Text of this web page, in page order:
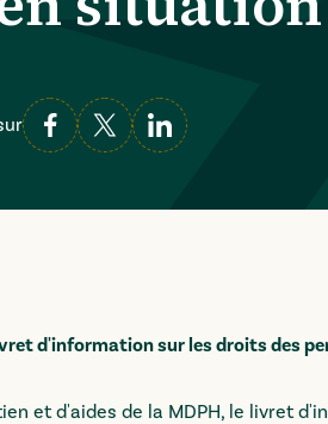
d'information sur les droits des
et d'aides de la MDPH, le livret